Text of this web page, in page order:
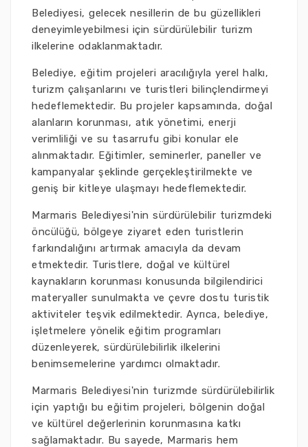
Belediyesi, gelecek nesillerin de bu güzellikleri
deneyimleyebilmesi için sürdürülebilir turizm
ilkelerine odaklanmaktadır.
Belediye, eğitim projeleri aracılığıyla yerel halkı,
turizm çalışanlarını ve turistleri bilinçlendirmeyi
hedeflemektedir. Bu projeler kapsamında, doğal
alanların korunması, atık yönetimi, enerji
verimliliği ve su tasarrufu gibi konular ele
alınmaktadır. Eğitimler, seminerler, paneller ve
kampanyalar şeklinde gerçekleştirilmekte ve
geniş bir kitleye ulaşmayı hedeflemektedir.
Marmaris Belediyesi'nin sürdürülebilir turizmdeki
öncülüğü, bölgeye ziyaret eden turistlerin
farkındalığını artırmak amacıyla da devam
etmektedir. Turistlere, doğal ve kültürel
kaynakların korunması konusunda bilgilendirici
materyaller sunulmakta ve çevre dostu turistik
aktiviteler teşvik edilmektedir. Ayrıca, belediye,
işletmelere yönelik eğitim programları
düzenleyerek, sürdürülebilirlik ilkelerini
benimsemelerine yardımcı olmaktadır.
Marmaris Belediyesi'nin turizmde sürdürülebilirlik
için yaptığı bu eğitim projeleri, bölgenin doğal
ve kültürel değerlerinin korunmasına katkı
sağlamaktadır. Bu sayede, Marmaris hem